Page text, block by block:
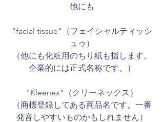
他にも
"facial tissue"（フェイシャルティッシ
ュゥ）
（他にも化粧用のちり紙も指します。
企業的には正式名称です。）
"Kleenex"（クリーネックス）
（商標登録してある商品名です。一番
発音しやすいものかもしれません）